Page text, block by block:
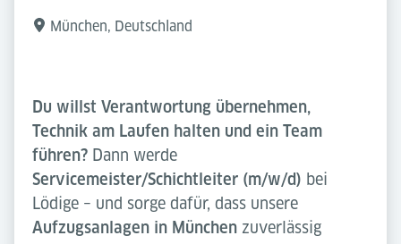
München, Deutschland
Du willst Verantwortung übernehmen,
Technik am Laufen halten und ein Team
führen? Dann werde
Servicemeister/Schichtleiter (m/w/d) bei
Lödige – und sorge dafür, dass unsere
Aufzugsanlagen in München zuverlässig